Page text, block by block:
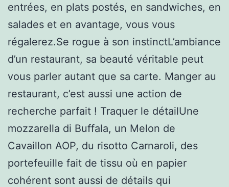
entrées, en plats postés, en sandwiches, en
salades et en avantage, vous vous
régalerez.Se rogue à son instinctL’ambiance
d’un restaurant, sa beauté véritable peut
vous parler autant que sa carte. Manger au
restaurant, c’est aussi une action de
recherche parfait ! Traquer le détailUne
mozzarella di Buffala, un Melon de
Cavaillon AOP, du risotto Carnaroli, des
portefeuille fait de tissu où en papier
cohérent sont aussi de détails qui